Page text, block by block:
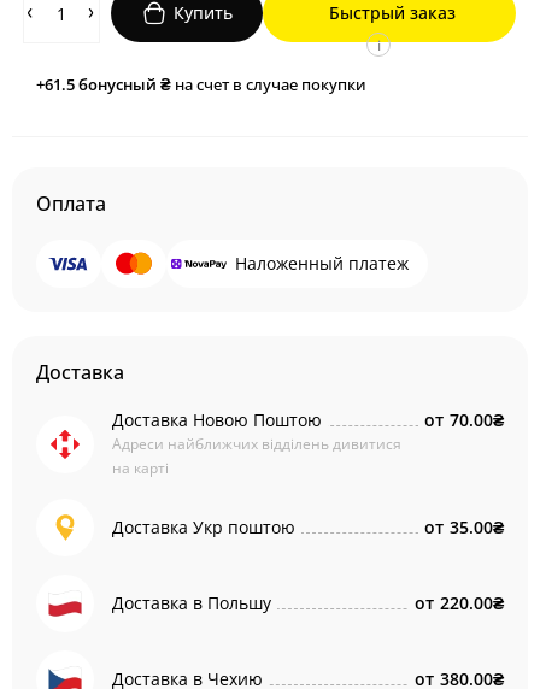
Купить Быстрый заказ
+61.5бонусный ₴ на счет в случае покупки
i
Оплата
Наложенный платеж
Доставка
Доставка Новою Поштою
Адреси найближчих відділень дивитися
на карті
от 70.00₴
Доставка Укр поштою от 35.00₴
Доставка в Польшу от 220.00₴
Доставка в Чехию от 380.00₴